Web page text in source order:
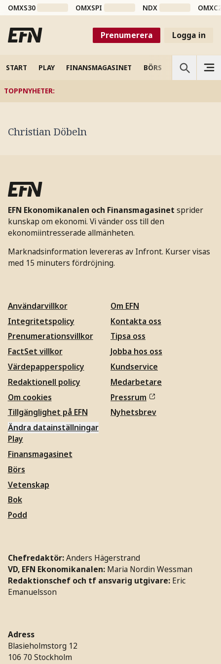
OMXS30 OMXSPI NDX
Prenumerera Logga in
START PLAY FINANSMAGASINET BÖRS VETENSKAP
TOPPNYHETER:
Christian Döbeln
EFN Ekonomikanalen och Finansmagasinet sprider
kunskap om ekonomi. Vi vänder oss till den
ekonomiintresserade allmänheten.
Marknadsinformation levereras av Infront. Kurser visas
med 15 minuters fördröjning.
Användarvillkor
Integritetspolicy
Prenumerationsvillkor
FactSet villkor
Värdepapperspolicy
Redaktionell policy
Om cookies
Tillgänglighet på EFN
Ändra datainställningar
Om EFN
Kontakta oss
Tipsa oss
Jobba hos oss
Kundservice
Medarbetare
Pressrum
Nyhetsbrev
Play
Finansmagasinet
Börs
Vetenskap
Bok
Podd
Chefredaktör:Anders Hägerstrand
VD, EFN Ekonomikanalen: Maria Nordin Wessman
Redaktionschef och tf ansvarig utgivare: Eric
Emanuelsson
Adress
Blasieholmstorg 12
106 70 Stockholm